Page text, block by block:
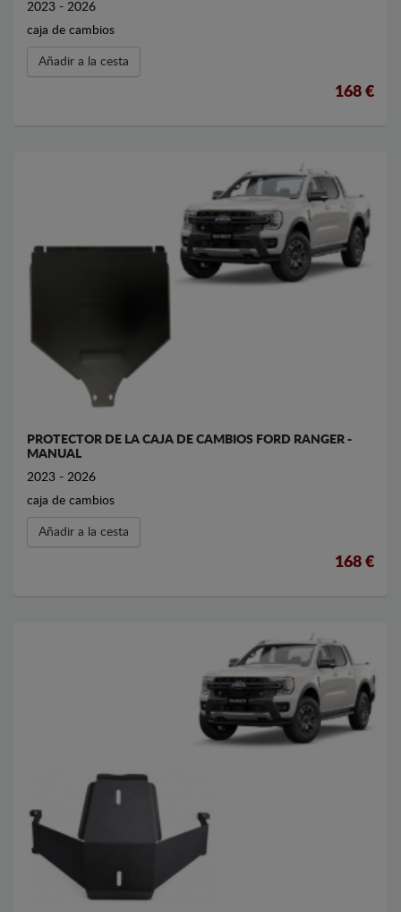
2023 - 2026
caja de cambios
Añadir a la cesta
168 €
PROTECTOR DE LA CAJA DE CAMBIOS FORD RANGER -
MANUAL
2023 - 2026
caja de cambios
Añadir a la cesta
168 €